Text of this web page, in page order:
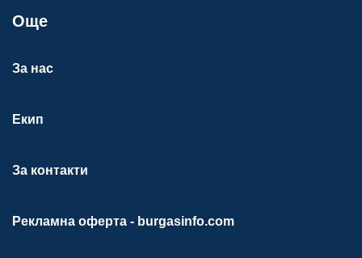
Още
За нас
Екип
За контакти
Рекламна оферта - burgasinfo.com